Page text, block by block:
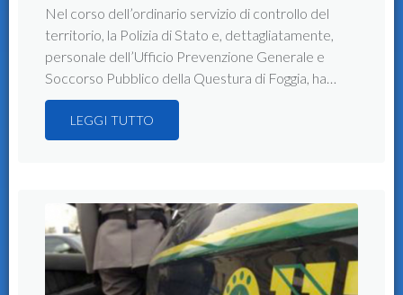
Nel corso dell’ordinario servizio di controllo del
territorio, la Polizia di Stato e, dettagliatamente,
personale dell’Ufficio Prevenzione Generale e
Soccorso Pubblico della Questura di Foggia, ha…
LEGGI TUTTO